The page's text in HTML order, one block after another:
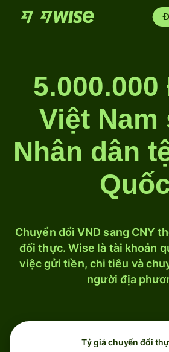
Việt Nam
Nhân dân
Quốc
Chuyển đổi VND sang CNY
đổi thực. Wise là tài khoản
việc gửi tiền, chi tiêu và
người địa
Tỷ giá chuyển đổi